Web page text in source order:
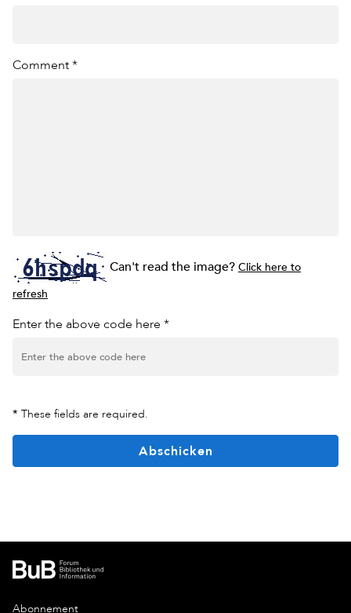
Comment *
Can't read the image?Click here to
refresh
Enter the above code here *
* These fields are required.
Abschicken
Abonnement